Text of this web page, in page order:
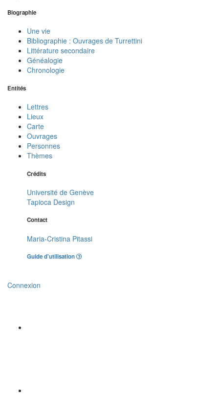
Biographie
Une vie
Bibliographie : Ouvrages de Turrettini
Littérature secondaire
Généalogie
Chronologie
Entités
Lettres
Lieux
Carte
Ouvrages
Personnes
Thèmes
Crédits
Université de Genève
Tapioca Design
Contact
Maria-Cristina Pitassi
Guide d'utilisation
Connexion